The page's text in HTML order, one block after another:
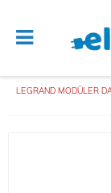
LEGRAND MODÜLER